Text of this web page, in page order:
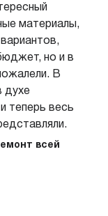
материалы,
но и в
В
духе
теперь весь
всей